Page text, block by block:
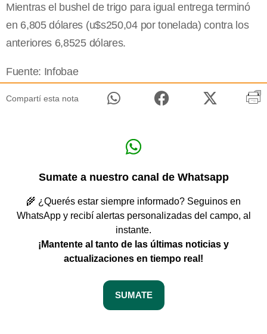
Mientras el bushel de trigo para igual entrega terminó
en 6,805 dólares (u$s250,04 por tonelada) contra los
anteriores 6,8525 dólares.
Fuente: Infobae
Compartí esta nota
Sumate a nuestro canal de Whatsapp
🌾 ¿Querés estar siempre informado? Seguinos en
WhatsApp y recibí alertas personalizadas del campo, al
instante.
¡Mantente al tanto de las últimas noticias y
actualizaciones en tiempo real!
SUMATE